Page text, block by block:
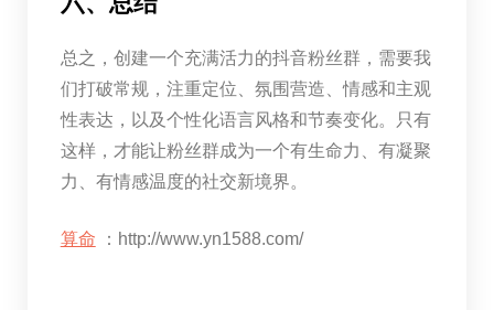
总之，创建一个充满活力的抖音粉丝群，需要我
们打破常规，注重定位、氛围营造、情感和主观
性表达，以及个性化语言风格和节奏变化。只有
这样，才能让粉丝群成为一个有生命力、有凝聚
力、有情感温度的社交新境界。
算命 ：http://www.yn1588.com/